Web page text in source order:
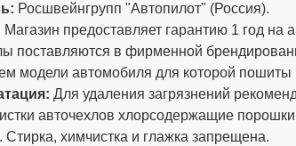
Росшвейнгрупп "Автопилот" (Россия).
предоставляет гарантию 1 год на
поставляются в фирменной
модели автомобиля для которой пошиты
Для удаления загрязнений
авточехлов хлорсодержащие
Стирка, химчистка и глажка запрещена.